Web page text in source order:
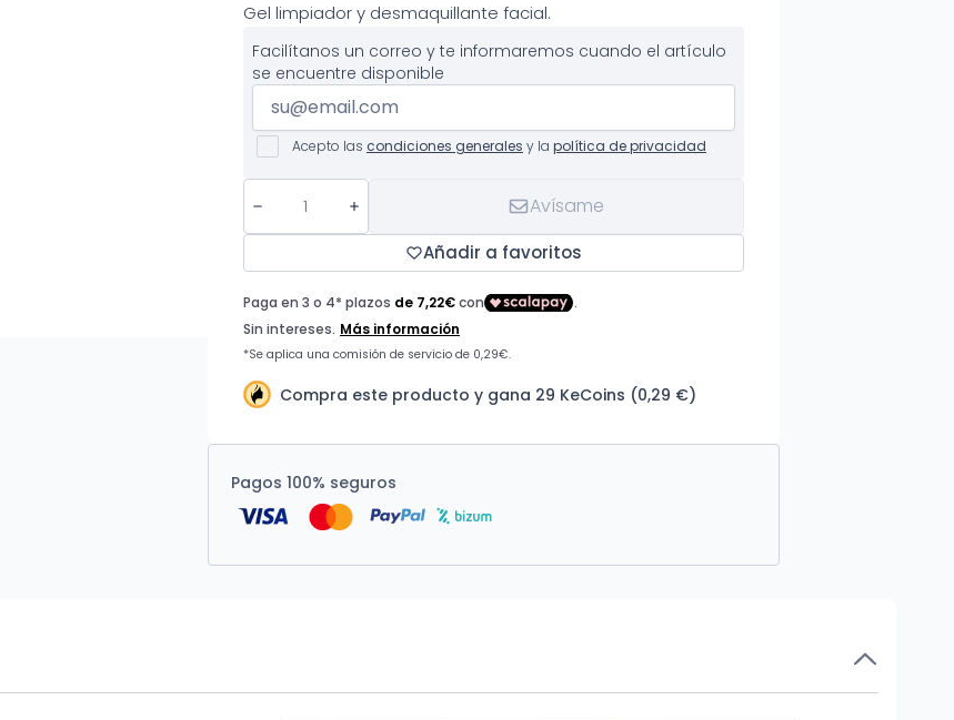
Gel limpiador y desmaquillante facial.
Facilítanos un correo y te informaremos cuando el artículo
se encuentre disponible
Acepto las condiciones generales y la política de privacidad
Avísame
Añadir a favoritos
Compra este producto y gana 29 KeCoins (0,29 €)
Pagos 100% seguros